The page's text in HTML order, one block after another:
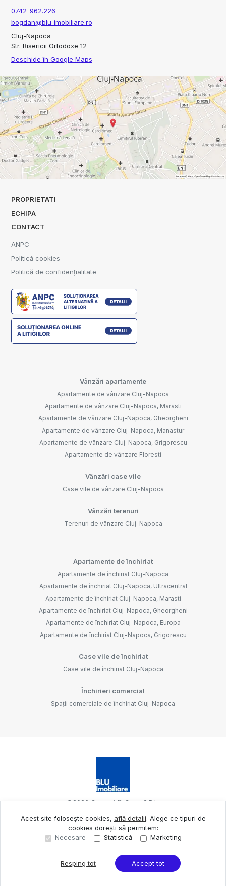
0742-962.226
bogdan@blu-imobiliare.ro
Cluj-Napoca
Str. Bisericii Ortodoxe 12
Deschide în Google Maps
PROPRIETATI
ECHIPA
CONTACT
ANPC
Politică cookies
Politică de confidențialitate
Vânzări apartamente
Apartamente de vânzare Cluj-Napoca
Apartamente de vânzare Cluj-Napoca, Marasti
Apartamente de vânzare Cluj-Napoca, Gheorgheni
Apartamente de vânzare Cluj-Napoca, Manastur
Apartamente de vânzare Cluj-Napoca, Grigorescu
Apartamente de vânzare Floresti
Vânzări case vile
Case vile de vânzare Cluj-Napoca
Vânzări terenuri
Terenuri de vânzare Cluj-Napoca
Apartamente de închiriat
Apartamente de închiriat Cluj-Napoca
Apartamente de închiriat Cluj-Napoca, Ultracentral
Apartamente de închiriat Cluj-Napoca, Marasti
Apartamente de închiriat Cluj-Napoca, Gheorgheni
Apartamente de închiriat Cluj-Napoca, Europa
Apartamente de închiriat Cluj-Napoca, Grigorescu
Case vile de închiriat
Case vile de închiriat Cluj-Napoca
Închirieri comercial
Spații comerciale de închiriat Cluj-Napoca
©2026Oameni Și Case S.R.L.
Site creat în
Acest site folosește cookies, află detalii. Alege ce tipuri de
cookies dorești să permitem:
Necesare
Statistică Marketing
Resping tot Accept tot